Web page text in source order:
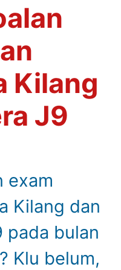
Kilang
J9
exam
Kilang dan
pada bulan
Klu belum,